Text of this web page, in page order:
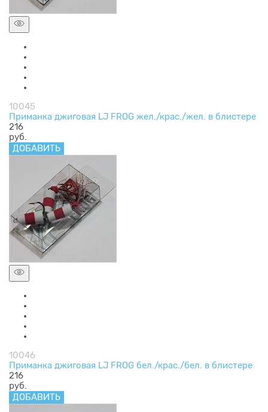
10045
Приманка джиговая LJ FROG жел./крас./жел. в блистере
216
руб.
ДОБАВИТЬ
10046
Приманка джиговая LJ FROG бел./крас./бел. в блистере
216
руб.
ДОБАВИТЬ